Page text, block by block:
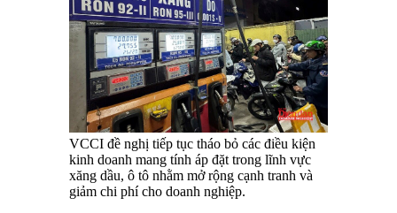
VCCI đề nghị tiếp tục tháo bỏ các điều kiện
kinh doanh mang tính áp đặt trong lĩnh vực
xăng dầu, ô tô nhằm mở rộng cạnh tranh và
giảm chi phí cho doanh nghiệp.